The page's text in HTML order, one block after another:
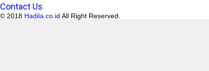
Contact Us
© 2018 Hadila.co.id All Right Reserved.